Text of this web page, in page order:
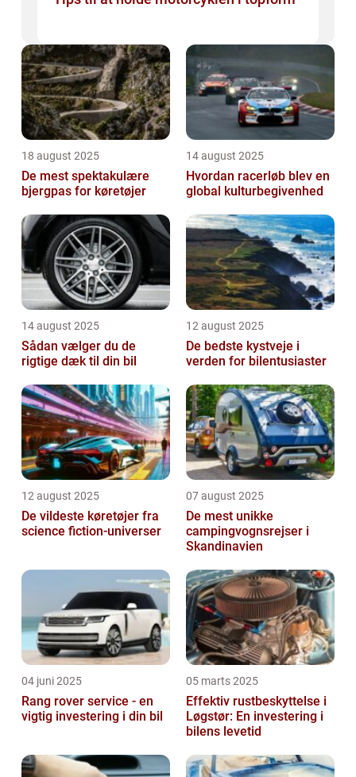
18 august 2025
De mest spektakulære
bjergpas for køretøjer
14 august 2025
Hvordan racerløb blev en
global kulturbegivenhed
14 august 2025
Sådan vælger du de
rigtige dæk til din bil
12 august 2025
De bedste kystveje i
verden for bilentusiaster
12 august 2025
De vildeste køretøjer fra
science fiction-universer
07 august 2025
De mest unikke
campingvognsrejser i
Skandinavien
04 juni 2025
Rang rover service - en
vigtig investering i din bil
05 marts 2025
Effektiv rustbeskyttelse i
Løgstør: En investering i
bilens levetid